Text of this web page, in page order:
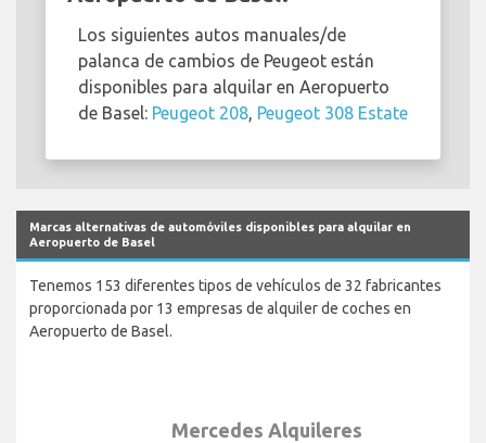
Los siguientes autos manuales/de
palanca de cambios de Peugeot están
disponibles para alquilar en Aeropuerto
de Basel: Peugeot 208, Peugeot 308 Estate
Marcas alternativas de automóviles disponibles para alquilar en
Aeropuerto de Basel
Tenemos 153 diferentes tipos de vehículos de 32 fabricantes
proporcionada por 13 empresas de alquiler de coches en
Aeropuerto de Basel.
Mercedes Alquileres